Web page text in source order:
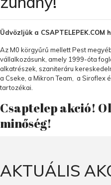
Üdvözljük a CSAPTELEPEK.COM
Az M0 körgyűrű mellett Pest
vállalkozásunk, amely 1999-óta
alkatrészek, szaniteráru
a Cseke, a Mikron Team, a Siroflex
tartozékai.
Csaptelep akció!
minőség!
AKTUÁLIS